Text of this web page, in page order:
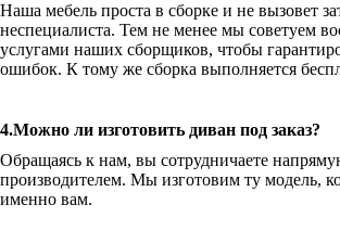
Наша мебель проста в сборке и не вызовет
неспециалиста. Тем не менее мы советуем
услугами наших сборщиков, чтобы
ошибок. К тому же сборка выполняется
4.Можно ли изготовить диван под заказ?
Обращаясь к нам, вы сотрудничаете
производителем. Мы изготовим ту модель,
именно вам.